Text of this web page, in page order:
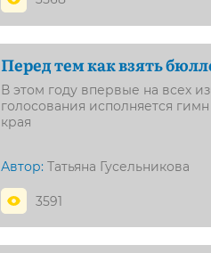
Перед тем как взять
В этом году впервые на всех
голосования исполняется
края
Автор: Татьяна Гусельникова
3591